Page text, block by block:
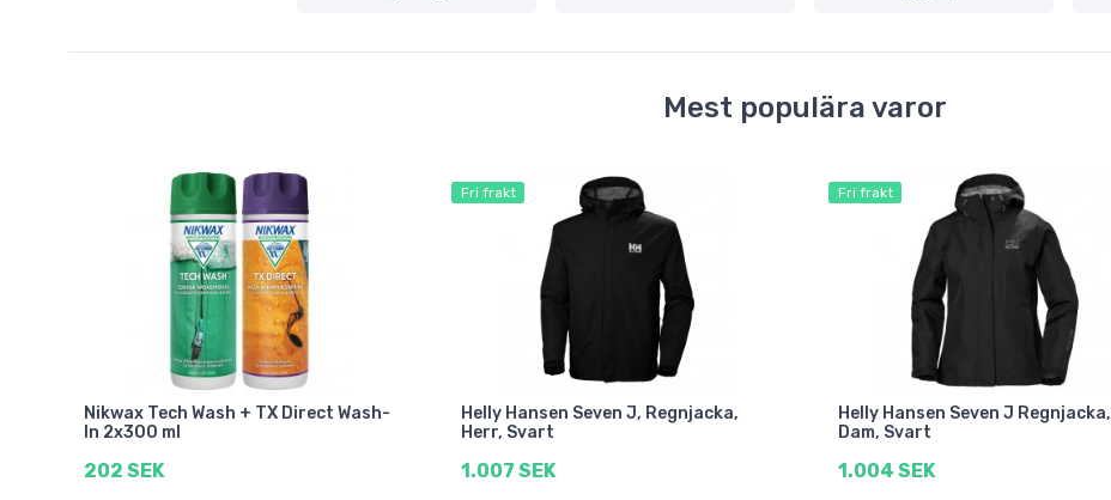
Mest populära varor
Nikwax Tech Wash + TX Direct Wash-
In 2x300 ml
202 SEK
Fri frakt
Helly Hansen Seven J, Regnjacka,
Herr, Svart
1.007 SEK
Fri frakt
Helly Hansen Seven J Regnjacka,
Dam, Svart
1.004 SEK